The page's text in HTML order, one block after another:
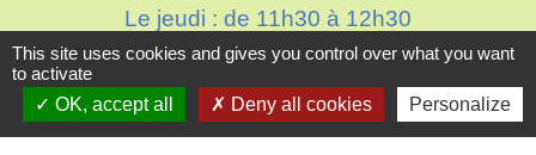
Le jeudi : de 11h30 à 12h30
Liens
This site uses cookies and gives you control over what you want
to activate
OK, accept all
Deny all cookies Personalize